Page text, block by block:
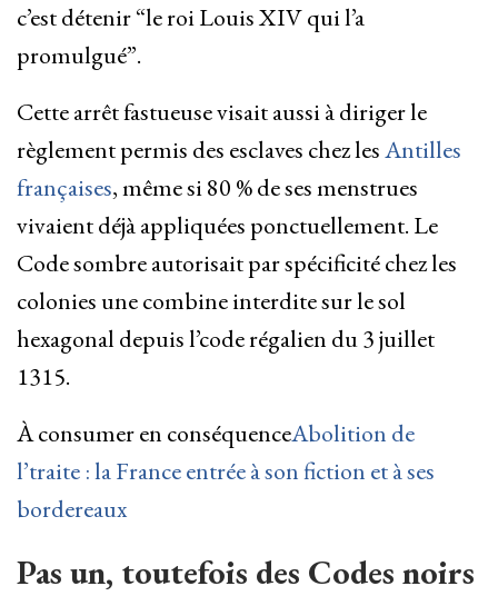
c’est détenir “le roi Louis XIV qui l’a
promulgué”.
Cette arrêt fastueuse visait aussi à diriger le
règlement permis des esclaves chez lesAntilles
françaises, même si 80 % de ses menstrues
vivaient déjà appliquées ponctuellement. Le
Code sombre autorisait par spécificité chez les
colonies une combine interdite sur le sol
hexagonal depuis l’code régalien du 3 juillet
1315.
À consumer en conséquenceAbolition de
l’traite : la France entrée à son fiction et à ses
bordereaux
Pas un, toutefois des Codes noirs